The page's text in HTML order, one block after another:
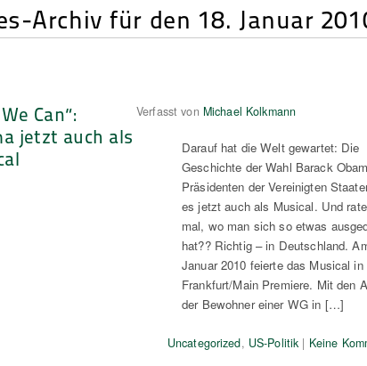
Archiv für den 18. Januar
Can“:
jetzt auch als
Verfasst von Michael Kolkmann
Darauf hat die Welt gewartet: Die
Geschichte der Wahl Barack
Präsidenten der Vereinigten
es jetzt auch als Musical. Und
mal, wo man sich so etwas
hat?? Richtig – in Deutschland.
Januar 2010 feierte das Musical in
Frankfurt/Main Premiere. Mit den
der Bewohner einer WG in […]
Uncategorized, US-Politik | Keine